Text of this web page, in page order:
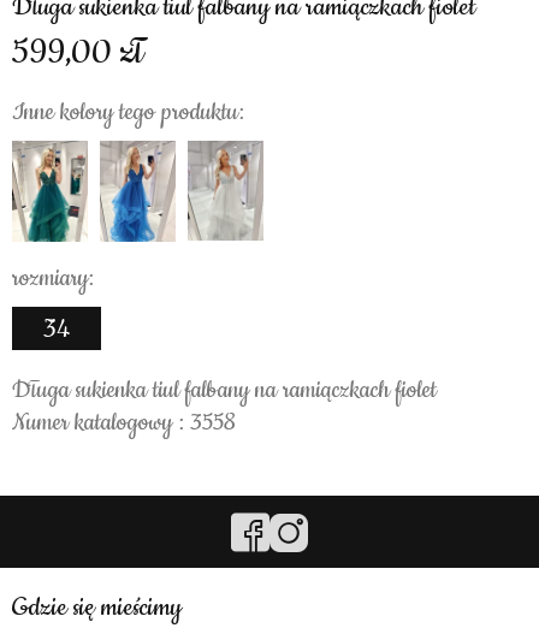
Długa sukienka tiul falbany na ramiączkach fiolet
599,00
Inne kolory tego produktu:
rozmiary:
34
Długa sukienka tiul falbany na ramiączkach fiolet
Numer katalogowy : 3558
Gdzie się mieścimy